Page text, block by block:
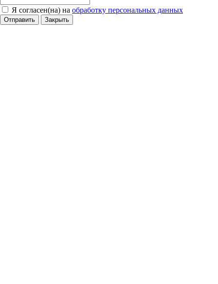
Я согласен(на) на обработку персональных данных
Отправить Закрыть